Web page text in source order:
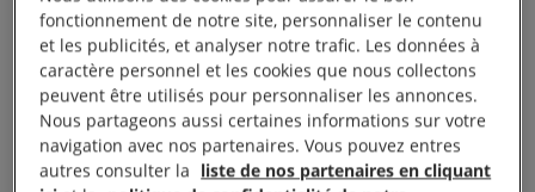
Mon espace
Connexion
fonctionnement de notre site, personnaliser le contenu
et les publicités, et analyser notre trafic. Les données à
caractère personnel et les cookies que nous collectons
peuvent être utilisés pour personnaliser les annonces.
Nous partageons aussi certaines informations sur votre
navigation avec nos partenaires. Vous pouvez entres
autres consulter la liste de nos partenaires en cliquant